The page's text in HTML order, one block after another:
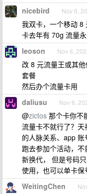
nicebird Nov 6,
我双卡，一个移动 8
卡去年有 70g 流量永
leoson Nov 6,
改 8 元流量王或其
套餐
然后办个流量卡用
daliusu Nov 6,
@zictos 那个卡你不
流量卡不就行了？
的人脉关系、app
跑去参加个活动，
新换代， 但是号码
使用，也可以单卡保
WeitingChen